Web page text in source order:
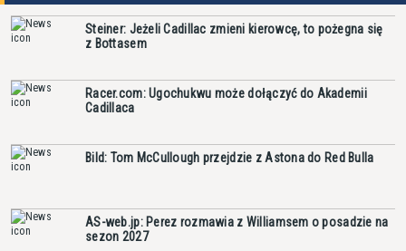
Steiner: Jeżeli Cadillac zmieni kierowcę, to pożegna się
z Bottasem
Racer.com: Ugochukwu może dołączyć do Akademii
Cadillaca
Bild: Tom McCullough przejdzie z Astona do Red Bulla
AS-web.jp: Perez rozmawia z Williamsem o posadzie na
sezon 2027